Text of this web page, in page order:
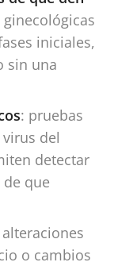
iniciales,
sin una
: pruebas
del
detectar
que
alteraciones
o cambios